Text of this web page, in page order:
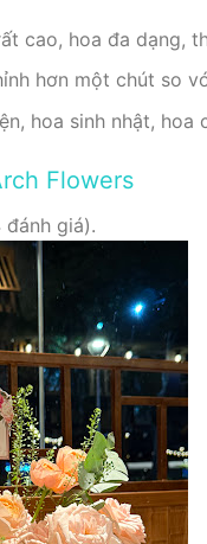
cao, hoa đa dạng,
hơn một chút so
hoa sinh nhật,
Flowers
đánh giá).